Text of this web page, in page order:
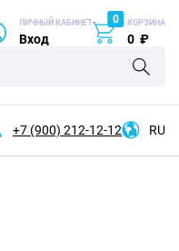
ЛИЧНЫЙ КАБИНЕТ
Вход
0 КОРЗИНА
0 ₽
+7 (900) 212-12-12 RU